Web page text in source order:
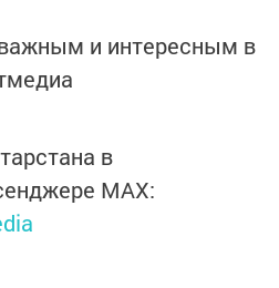
и интересным в
в
MАХ: